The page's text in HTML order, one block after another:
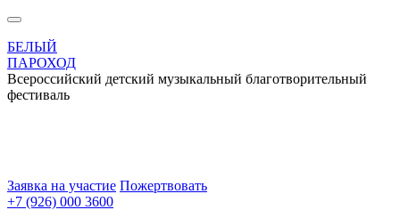
БЕЛЫЙ
ПАРОХОД
Всероссийский детский музыкальный благотворительный
фестиваль
Заявка на участие Пожертвовать
+7 (926) 000 3600